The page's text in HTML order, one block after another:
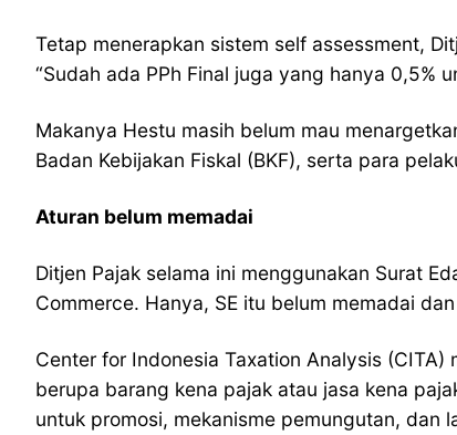
Tetap menerapkan sistem self assessment,
“Sudah ada PPh Final juga yang hanya 0,5%
Makanya Hestu masih belum mau
Badan Kebijakan Fiskal (BKF), serta para
Aturan belum memadai
Ditjen Pajak selama ini menggunakan Surat
Commerce. Hanya, SE itu belum memadai
Center for Indonesia Taxation Analysis
berupa barang kena pajak atau jasa kena
untuk promosi, mekanisme pemungutan, dan